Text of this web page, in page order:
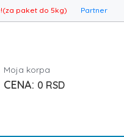
paket do 5kg) Partner
Moja korpa
0 RSD